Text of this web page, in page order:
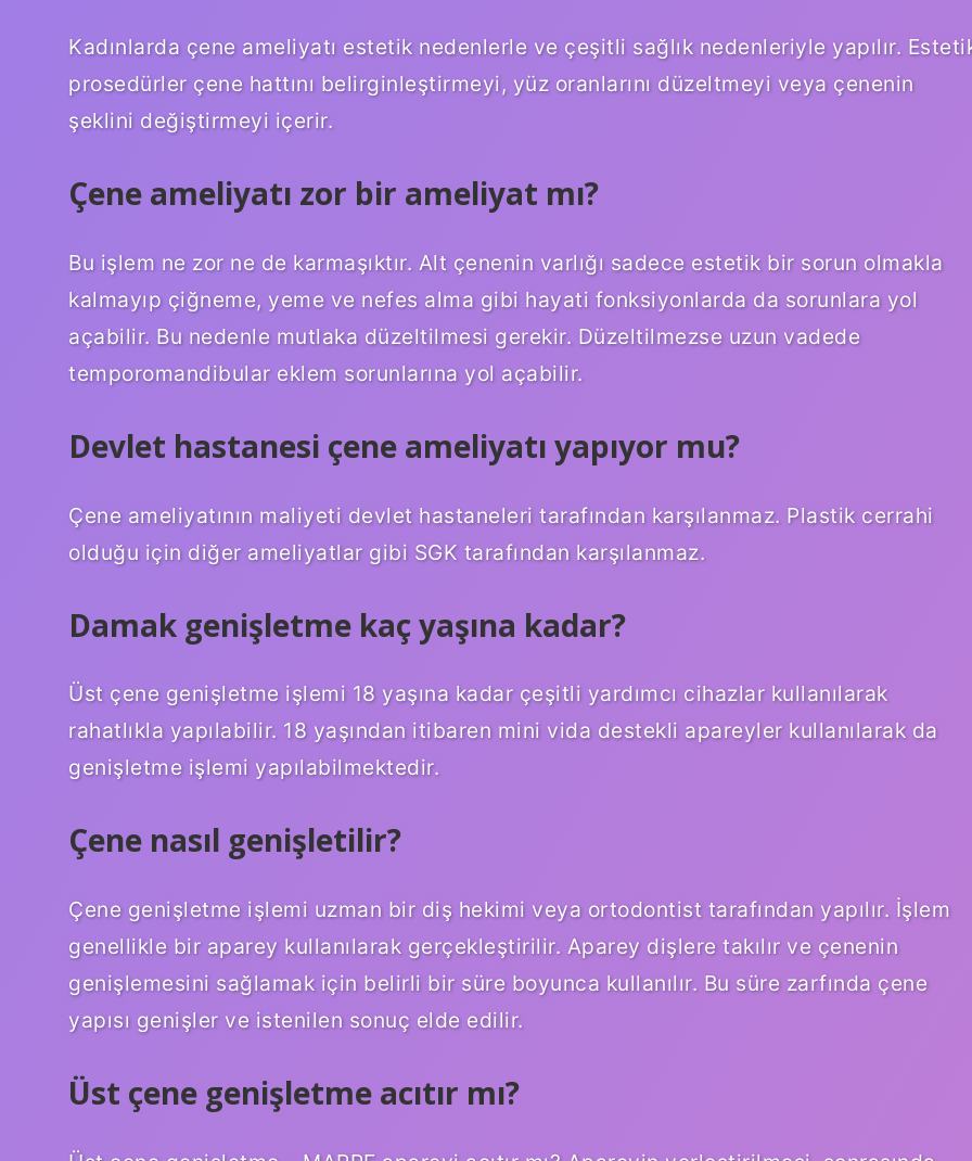
Kadınlarda çene ameliyatı estetik nedenlerle ve çeşitli sağlık nedenleriyle yapılır.
prosedürler çene hattını belirginleştirmeyi, yüz oranlarını düzeltmeyi veya çenenin
şeklini değiştirmeyi içerir.
Çene ameliyatı zor bir ameliyat mı?
Bu işlem ne zor ne de karmaşıktır. Alt çenenin varlığı sadece estetik bir sorun olmakla
kalmayıp çiğneme, yeme ve nefes alma gibi hayati fonksiyonlarda da sorunlara yol
açabilir. Bu nedenle mutlaka düzeltilmesi gerekir. Düzeltilmezse uzun vadede
temporomandibular eklem sorunlarına yol açabilir.
Devlet hastanesi çene ameliyatı yapıyor mu?
Çene ameliyatının maliyeti devlet hastaneleri tarafından karşılanmaz. Plastik cerrahi
olduğu için diğer ameliyatlar gibi SGK tarafından karşılanmaz.
Damak genişletme kaç yaşına kadar?
Üst çene genişletme işlemi 18 yaşına kadar çeşitli yardımcı cihazlar kullanılarak
rahatlıkla yapılabilir. 18 yaşından itibaren mini vida destekli apareyler kullanılarak da
genişletme işlemi yapılabilmektedir.
Çene nasıl genişletilir?
Çene genişletme işlemi uzman bir diş hekimi veya ortodontist tarafından yapılır. İşlem
genellikle bir aparey kullanılarak gerçekleştirilir. Aparey dişlere takılır ve çenenin
genişlemesini sağlamak için belirli bir süre boyunca kullanılır. Bu süre zarfında çene
yapısı genişler ve istenilen sonuç elde edilir.
Üst çene genişletme acıtır mı?